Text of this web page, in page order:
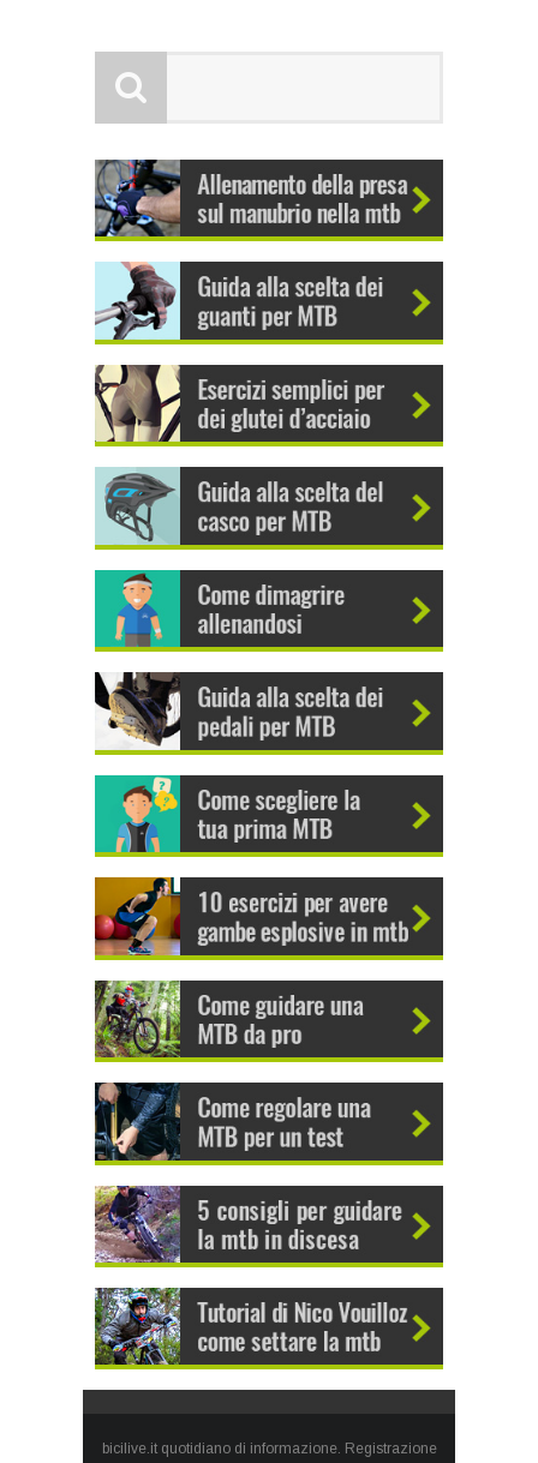
bicilive.it quotidiano di informazione. Registrazione